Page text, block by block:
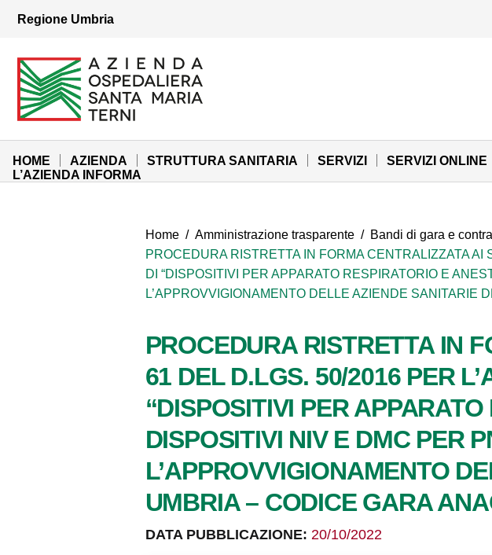
Vai al menu di navigazione
Regione Umbria
Azienda Ospedaliera Santa Maria di Terni
Sito Istituzionale
HOME AZIENDA STRUTTURA SANITARIA SERVIZI SERVIZI ONLINE
L’AZIENDA INFORMA
Home / Amministrazione trasparente / Bandi di gara e
PROCEDURA RISTRETTA IN FORMA CENTRALIZZATA AI
DI “DISPOSITIVI PER APPARATO RESPIRATORIO E
L’APPROVVIGIONAMENTO DELLE AZIENDE SANITARIE
PROCEDURA RISTRETTA IN
61 DEL D.LGS. 50/2016 PER
“DISPOSITIVI PER
DISPOSITIVI NIV E DMC PER
L’APPROVVIGIONAMENTO
UMBRIA – CODICE GARA
DATA PUBBLICAZIONE: 20/10/2022